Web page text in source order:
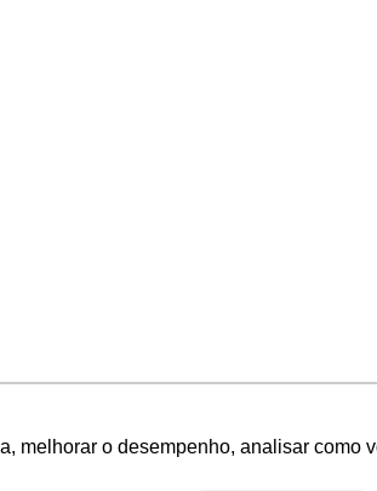
melhorar o desempenho, analisar como